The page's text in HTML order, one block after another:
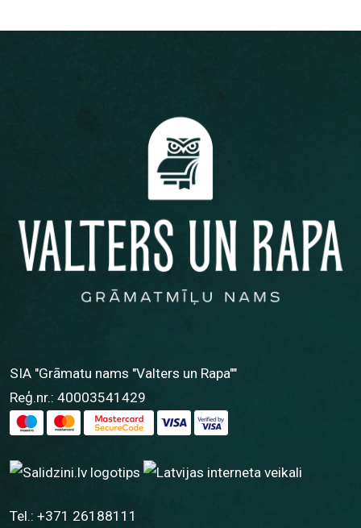
SIA "Grāmatu nams "Valters un Rapa""
Reģ.nr.: 40003541429
Tel.: +371 26188111